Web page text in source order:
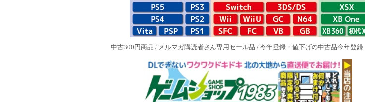
中古300円商品 / メルマガ購読者さん専用セール品 / 今年登録・値下げの中古品今年登録